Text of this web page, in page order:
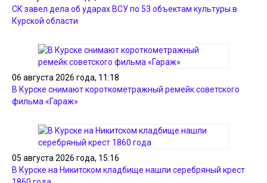
СК завел дела об ударах ВСУ по 53 объектам культуры в
Курской области
06 августа 2026 года, 11:18
В Курске снимают короткометражный ремейк советского
фильма «Гараж»
05 августа 2026 года, 15:16
В Курске на Никитском кладбище нашли серебряный крест